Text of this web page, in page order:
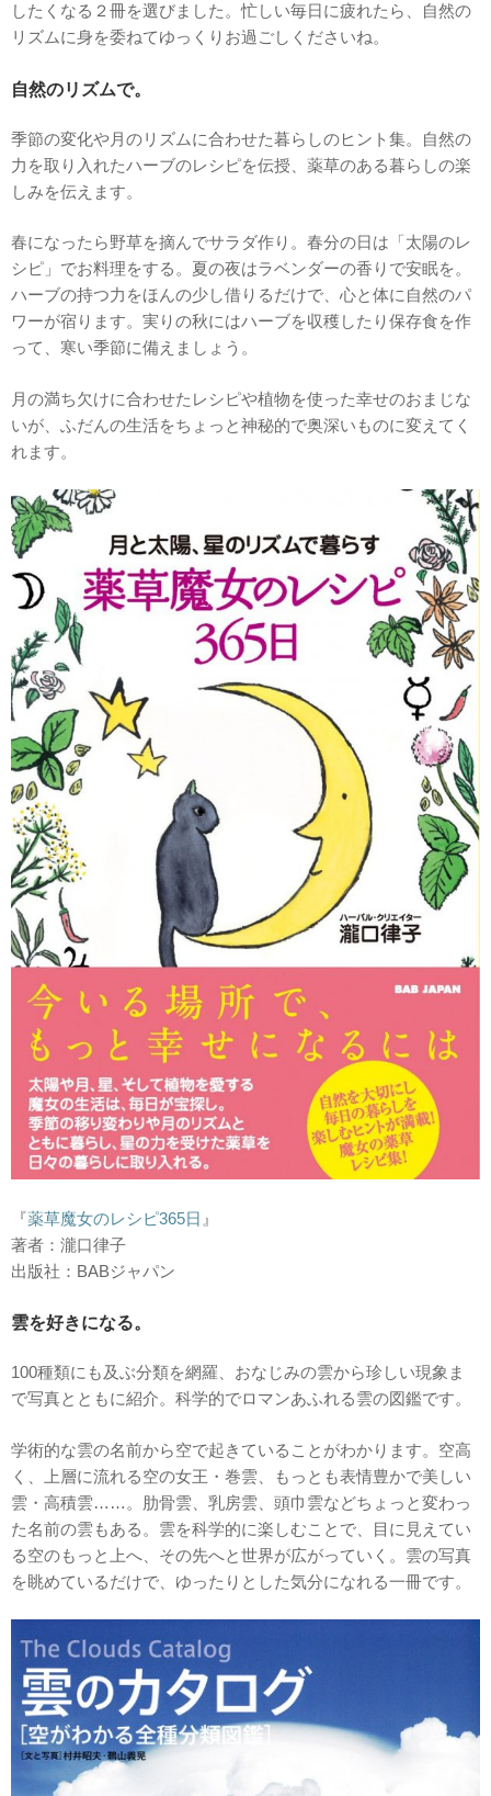
したくなる２冊を選びました。忙しい毎日に疲れたら、自然の
リズムに身を委ねてゆっくりお過ごしくださいね。
自然のリズムで。
季節の変化や月のリズムに合わせた暮らしのヒント集。自然の
力を取り入れたハーブのレシピを伝授、薬草のある暮らしの楽
しみを伝えます。
春になったら野草を摘んでサラダ作り。春分の日は「太陽のレ
シピ」でお料理をする。夏の夜はラベンダーの香りで安眠を。
ハーブの持つ力をほんの少し借りるだけで、心と体に自然のパ
ワーが宿ります。実りの秋にはハーブを収穫したり保存食を作
って、寒い季節に備えましょう。
月の満ち欠けに合わせたレシピや植物を使った幸せのおまじな
いが、ふだんの生活をちょっと神秘的で奥深いものに変えてく
れます。
『薬草魔女のレシピ365日 』
著者：瀧口律子
出版社：BABジャパン
雲を好きになる。
100種類にも及ぶ分類を網羅、おなじみの雲から珍しい現象ま
で写真とともに紹介。科学的でロマンあふれる雲の図鑑です。
学術的な雲の名前から空で起きていることがわかります。空高
く、上層に流れる空の女王・巻雲、もっとも表情豊かで美しい
雲・高積雲……。肋骨雲、乳房雲、頭巾雲などちょっと変わっ
た名前の雲もある。雲を科学的に楽しむことで、目に見えてい
る空のもっと上へ、その先へと世界が広がっていく。雲の写真
を眺めているだけで、ゆったりとした気分になれる一冊です。